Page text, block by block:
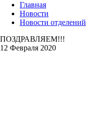
Главная
Новости
Новости отделений
ПОЗДРАВЛЯЕМ!!!
12 Февраля 2020